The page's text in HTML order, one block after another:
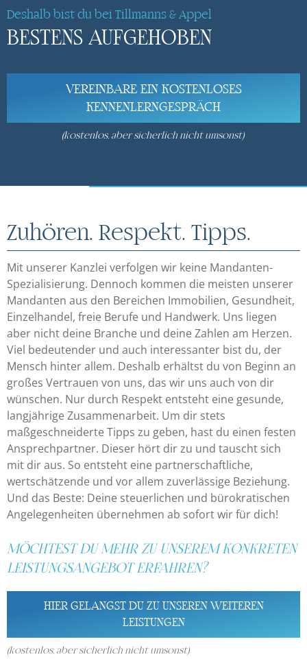
Deshalb bist du bei Tillmanns & Appel
BESTENS AUFGEHOBEN
VEREINBARE EIN KOSTENLOSES
KENNENLERNGESPRÄCH
(kostenlos, aber sicherlich nicht umsonst)
Zuhören. Respekt. Tipps.
Mit unserer Kanzlei verfolgen wir keine Mandanten-
Spezialisierung. Dennoch kommen die meisten unserer
Mandanten aus den Bereichen Immobilien, Gesundheit,
Einzelhandel, freie Berufe und Handwerk. Uns liegen
aber nicht deine Branche und deine Zahlen am Herzen.
Viel bedeutender und auch interessanter bist du, der
Mensch hinter allem. Deshalb erhältst du von Beginn an
großes Vertrauen von uns, das wir uns auch von dir
wünschen. Nur durch Respekt entsteht eine gesunde,
langjährige Zusammenarbeit. Um dir stets
maßgeschneiderte Tipps zu geben, hast du einen festen
Ansprechpartner. Dieser hört dir zu und tauscht sich
mit dir aus. So entsteht eine partnerschaftliche,
wertschätzende und vor allem zuverlässige Beziehung.
Und das Beste: Deine steuerlichen und bürokratischen
Angelegenheiten übernehmen ab sofort wir für dich!
MÖCHTEST DU MEHR ZU UNSEREM KONKRETEN
LEISTUNGSANGEBOT ERFAHREN?
HIER GELANGST DU ZU UNSEREN WEITEREN
LEISTUNGEN
(kostenlos, aber sicherlich nicht umsonst)